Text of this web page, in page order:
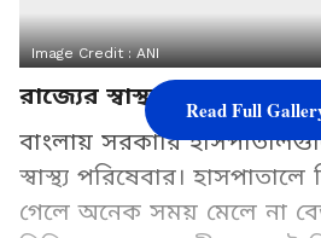
Image Credit :ANI
রাজ্যের স্বাস্থ্য ব্যবস্থা
বাংলায় সরকারি
স্বাস্থ্য পরিষেবার।
গেলে অনেক সময় মেলে না
Read Full